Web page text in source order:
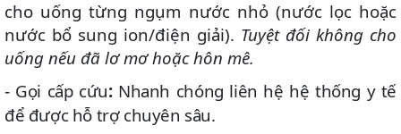
cho uống từng ngụm nước nhỏ (nước lọc hoặc
nước bổ sung ion/điện giải). Tuyệt đối không cho
uống nếu đã lơ mơ hoặc hôn mê.
- Gọi cấp cứu:Nhanh chóng liên hệ hệ thống y tế
để được hỗ trợ chuyên sâu.